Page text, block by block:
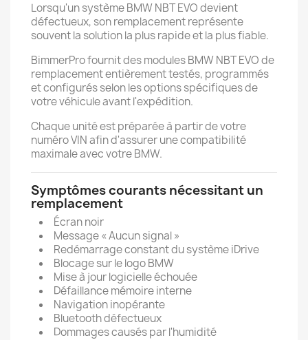
Lorsqu'un système BMW NBT EVO devient
défectueux, son remplacement représente
souvent la solution la plus rapide et la plus fiable.
BimmerPro fournit des modules BMW NBT EVO de
remplacement entièrement testés, programmés
et configurés selon les options spécifiques de
votre véhicule avant l'expédition.
Chaque unité est préparée à partir de votre
numéro VIN afin d'assurer une compatibilité
maximale avec votre BMW.
Symptômes courants nécessitant un
remplacement
Écran noir
Message « Aucun signal »
Redémarrage constant du système iDrive
Blocage sur le logo BMW
Mise à jour logicielle échouée
Défaillance mémoire interne
Navigation inopérante
Bluetooth défectueux
Dommages causés par l'humidité